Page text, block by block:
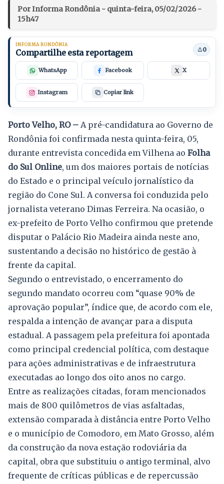
Por Informa Rondônia - quinta-feira, 05/02/2026 -
15h47
INFORMA RONDÔNIA
Compartilhe esta reportagem 0
WhatsApp Facebook X
Instagram Copiar link
Porto Velho, RO – A pré-candidatura ao Governo de
Rondônia foi confirmada nesta quinta-feira, 05,
durante entrevista concedida em Vilhena ao Folha
do Sul Online, um dos maiores portais de notícias
do Estado e o principal veículo jornalístico da
região do Cone Sul. A conversa foi conduzida pelo
jornalista veterano Dimas Ferreira. Na ocasião, o
ex-prefeito de Porto Velho confirmou que pretende
disputar o Palácio Rio Madeira ainda neste ano,
sustentando a decisão no histórico de gestão à
frente da capital.
Segundo o entrevistado, o encerramento do
segundo mandato ocorreu com “quase 90% de
aprovação popular”, índice que, de acordo com ele,
respalda a intenção de avançar para a disputa
estadual. A passagem pela prefeitura foi apontada
como principal credencial política, com destaque
para ações administrativas e de infraestrutura
executadas ao longo dos oito anos no cargo.
Entre as realizações citadas, foram mencionados
mais de 800 quilômetros de vias asfaltadas,
extensão comparada à distância entre Porto Velho
e o município de Comodoro, em Mato Grosso, além
da construção da nova estação rodoviária da
capital, obra que substituiu o antigo terminal, alvo
frequente de críticas públicas e de repercussão